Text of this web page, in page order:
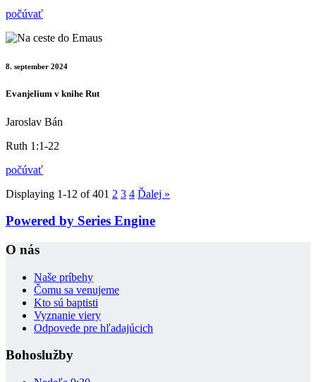
počúvať
8. september 2024
Evanjelium v knihe Rut
Jaroslav Bán
Ruth 1:1-22
počúvať
Displaying 1-12 of 401 2 3 4 Ďalej »
Powered by Series Engine
O nás
Naše príbehy
Čomu sa venujeme
Kto sú baptisti
Vyznanie viery
Odpovede pre hľadajúcich
Bohoslužby